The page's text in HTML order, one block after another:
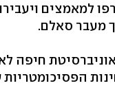
למאמצים
מעבר סאלם.
חיפה